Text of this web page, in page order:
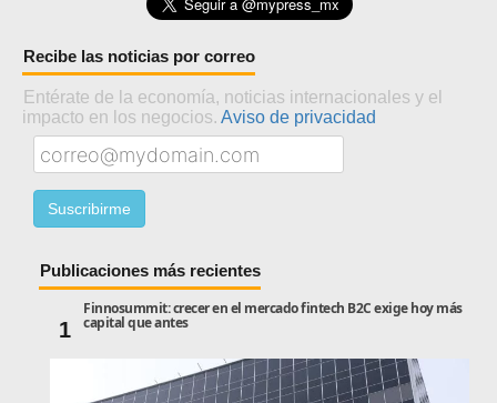
Recibe las noticias por correo
Entérate de la economía, noticias internacionales y el
impacto en los negocios. Aviso de privacidad
Publicaciones más recientes
1
Finnosummit: crecer en el mercado fintech B2C exige hoy más
capital que antes